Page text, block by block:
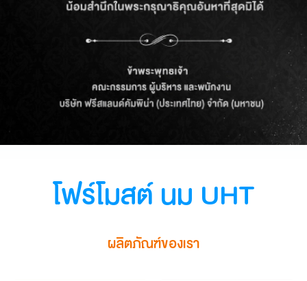
โฟร์โมสต์ นม UHT
ผลิตภัณฑ์ของเรา